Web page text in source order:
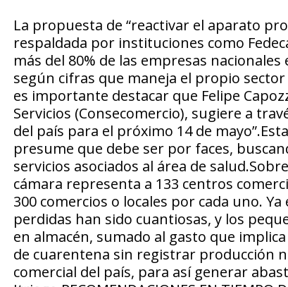
La propuesta de “reactivar el aparato
respaldada por instituciones como
más del 80% de las empresas
según cifras que maneja el propio
es importante destacar que Felipe
Servicios (Consecomercio), sugiere a
del país para el próximo 14 de
presume que debe ser por faces,
servicios asociados al área de
cámara representa a 133 centros
300 comercios o locales por cada uno.
perdidas han sido cuantiosas, y los
en almacén, sumado al gasto que
de cuarentena sin registrar producción
comercial del país, para así generar